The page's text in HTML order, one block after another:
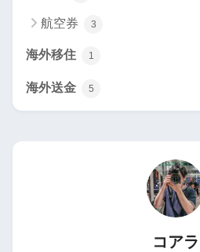
航空券 3
海外移住 1
海外送金 5
コアラ